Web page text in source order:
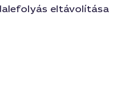
eltávolítása